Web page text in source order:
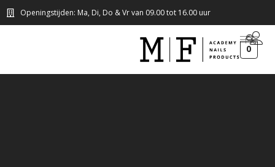
Openingstijden: Ma, Di, Do & Vr van 09.00 tot 16.00 uur
0